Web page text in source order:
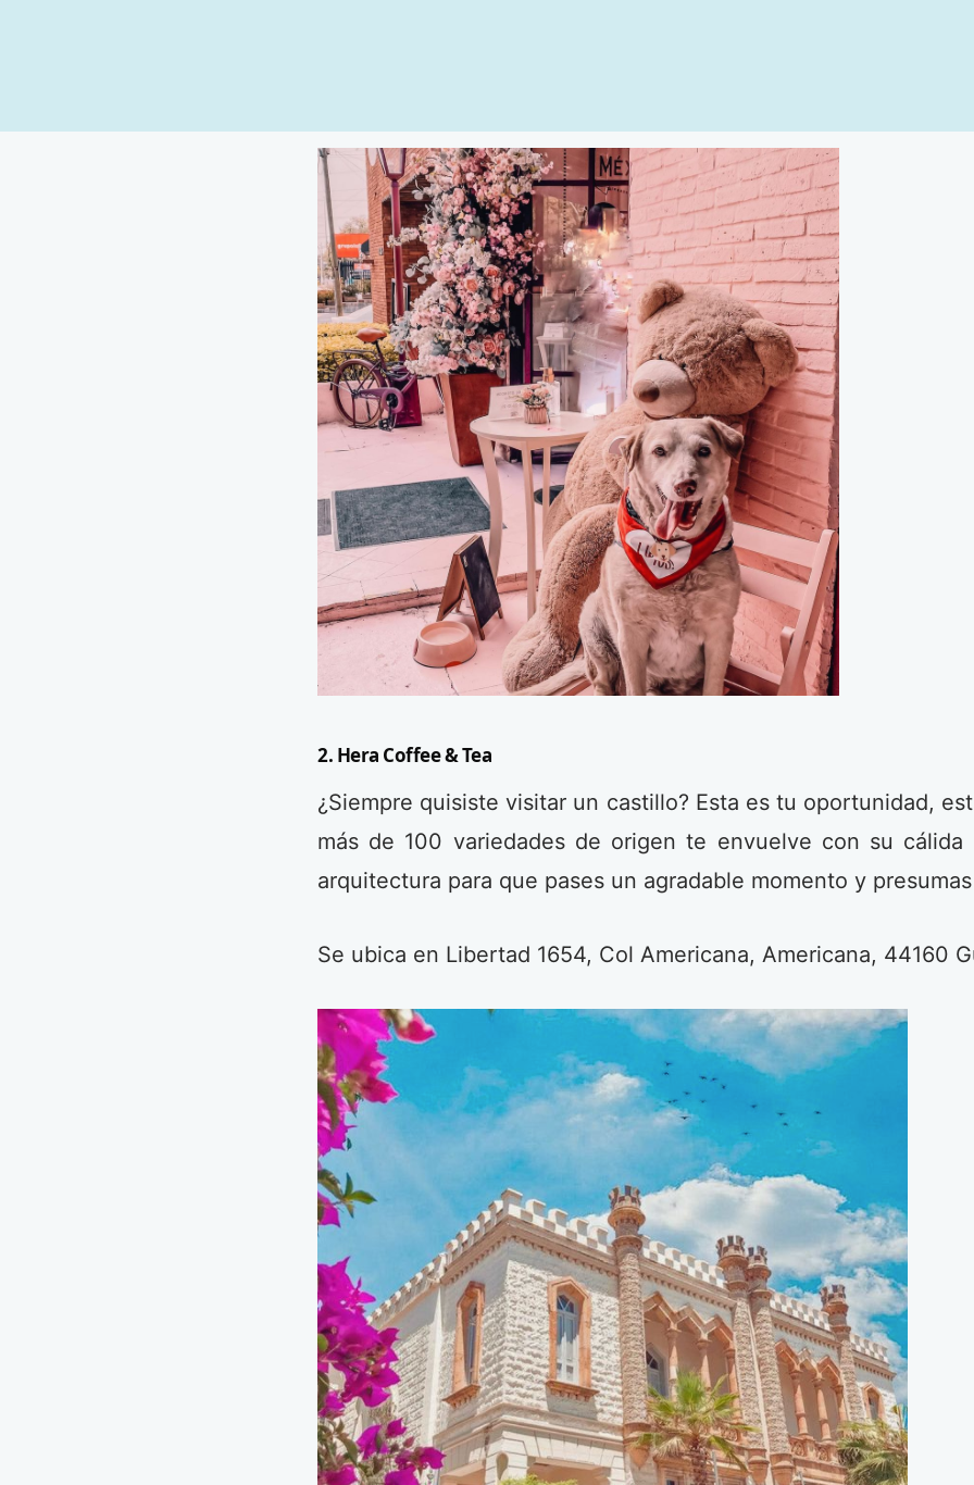
2. Hera Coffee & Tea
¿Siempre quisiste visitar un castillo? Esta es tu oportunidad,
más de 100 variedades de origen te envuelve con su cálida
arquitectura para que pases un agradable momento y
Se ubica en Libertad 1654, Col Americana, Americana, 44160